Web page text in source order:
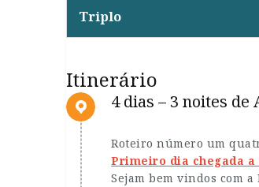
Triplo
Itinerário
4 dias – 3 noites
Roteiro número um
Primeiro dia chegada a
Sejam bem vindos com